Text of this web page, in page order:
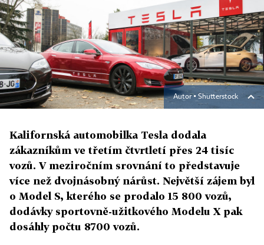
Autor ▪ Shutterstock
Kalifornská automobilka Tesla dodala
zákazníkům ve třetím čtvrtletí přes 24 tisíc
vozů. V meziročním srovnání to představuje
více než dvojnásobný nárůst. Největší zájem byl
o Model S, kterého se prodalo 15 800 vozů,
dodávky sportovně-užitkového Modelu X pak
dosáhly počtu 8700 vozů.